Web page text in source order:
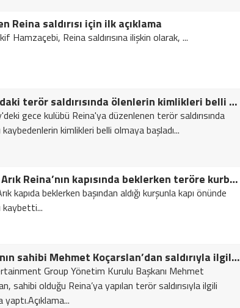
Reina saldırısı için ilk açıklama
Hamzaçebi, Reina saldırısına ilişkin olarak, ...
Reina’daki terör saldırısında ölenlerin kimlikleri belli olmaya başladı
gece kulübü Reina'ya düzenlenen terör saldırısında
kaybedenlerin kimlikleri belli olmaya başladı...
Ayhan Arık Reina’nın kapısında beklerken teröre kurban gitti!
kapıda beklerken başından aldığı kurşunla kapı önünde
kaybetti...
Reina’nın sahibi Mehmet Koçarslan’dan saldırıyla ilgili açıklama
Group Yönetim Kurulu Başkanı Mehmet
sahibi olduğu Reina’ya yapılan terör saldırısıyla ilgili
yaptı.Açıklama...